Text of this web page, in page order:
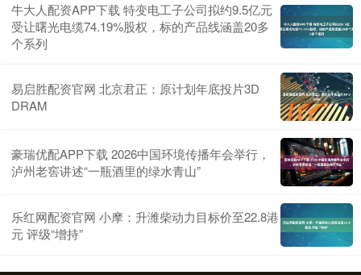
牛大人配资APP下载 特变电工子公司拟约9.5亿元
受让曙光电缆74.19%股权，标的产品线涵盖20多
个系列
易启胜配资官网 北京君正：原计划年底投片3D
DRAM
豪瑞优配APP下载 2026中国环境传播年会举行，
泸州老窖讲述“一瓶酒里的绿水青山”
乐红网配资官网 小摩：升潍柴动力目标价至22.8港
元 评级“增持”